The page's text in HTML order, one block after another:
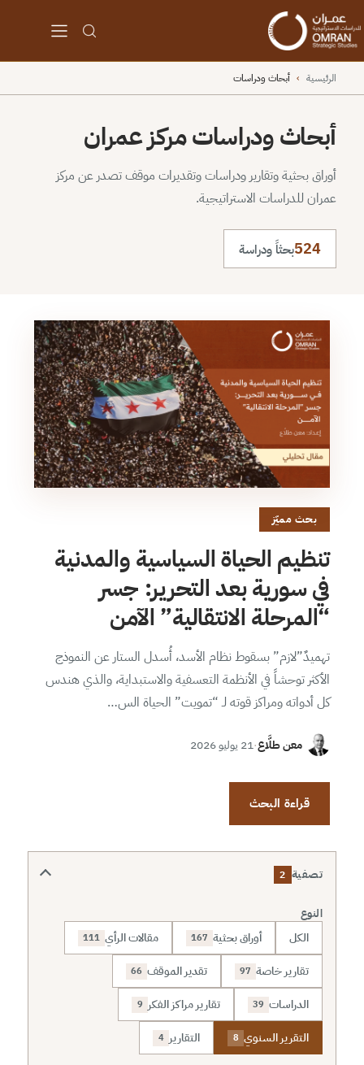
الرئيسية › أبحاث ودراسات
أبحاث ودراسات مركز عمران
أوراق بحثية وتقارير ودراسات وتقديرات موقف تصدر عن مركز
عمران للدراسات الاستراتيجية.
524بحثاً ودراسة
بحث مميّز
تنظيم الحياة السياسية والمدنية
في سورية بعد التحرير: جسر
“المرحلة الانتقالية” الآمن
تهميدٌ”لازم” بسقوط نظام الأسد، أُسدل الستار عن النموذج
الأكثر توحشاً في الأنظمة التعسفية والاستبداية، والذي هندس
كل أدواته ومراكز قوته لـ “تمويت” الحياة الس…
معن طلَّاع·21 يوليو 2026
قراءة البحث
تصفية 2
النوع
الكل أوراق بحثية 167 مقالات الرأي 111
تقارير خاصة 97 تقدير الموقف 66
الدراسات 39 تقارير مراكز الفكر 9
التقرير السنوي 8 التقارير 4